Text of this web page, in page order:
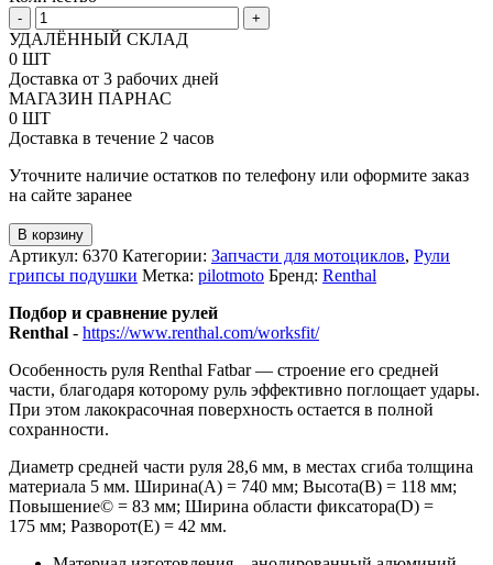
-
Количество
товара
Руль
Renthal
Fatbar
Rc
Mini
+
УДАЛЁННЫЙ СКЛАД
0 ШТ
Доставка от 3 рабочих дней
МАГАЗИН ПАРНАС
0 ШТ
Доставка в течение 2 часов
Уточните наличие остатков по телефону или оформите заказ
на сайте заранее
В корзину
Артикул: 6370 Категории: Запчасти для мотоциклов, Рули
грипсы подушки Метка: pilotmoto Бренд: Renthal
Подбор и сравнение рулей
Renthal - https://www.renthal.com/worksfit/
Особенность руля Renthal Fatbar — строение его средней
части, благодаря которому руль эффективно поглощает удары.
При этом лакокрасочная поверхность остается в полной
сохранности.
Диаметр средней части руля 28,6 мм, в местах сгиба толщина
материала 5 мм. Ширина(А) = 740 мм; Высота(В) = 118 мм;
Повышение© = 83 мм; Ширина области фиксатора(D) =
175 мм; Разворот(Е) = 42 мм.